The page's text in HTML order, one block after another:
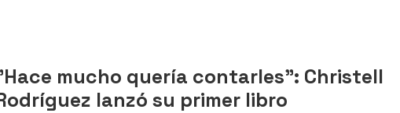
mucho quería contarles": Christell
lanzó su primer libro